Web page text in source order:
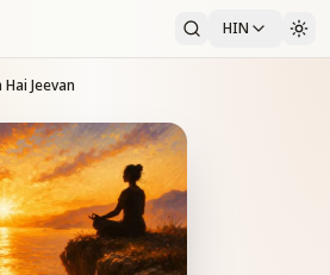
HIN
Jeevan